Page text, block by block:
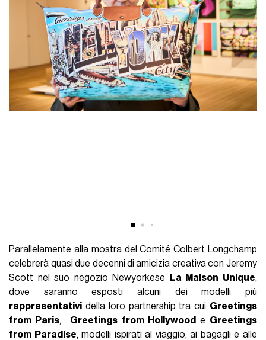
Parallelamente alla mostra del Comité Colbert Longchamp
celebrerà quasi due decenni di amicizia creativa con Jeremy
Scott nel suo negozio Newyorkese
La Maison Unique,
dove saranno esposti alcuni dei modelli più
rappresentativi della loro partnership tra cui Greetings
from Paris, Greetings from Hollywood e Greetings
from Paradise, modelli ispirati al viaggio, ai bagagli e alle